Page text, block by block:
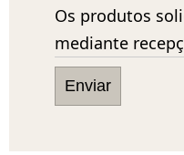
Os produtos
mediante